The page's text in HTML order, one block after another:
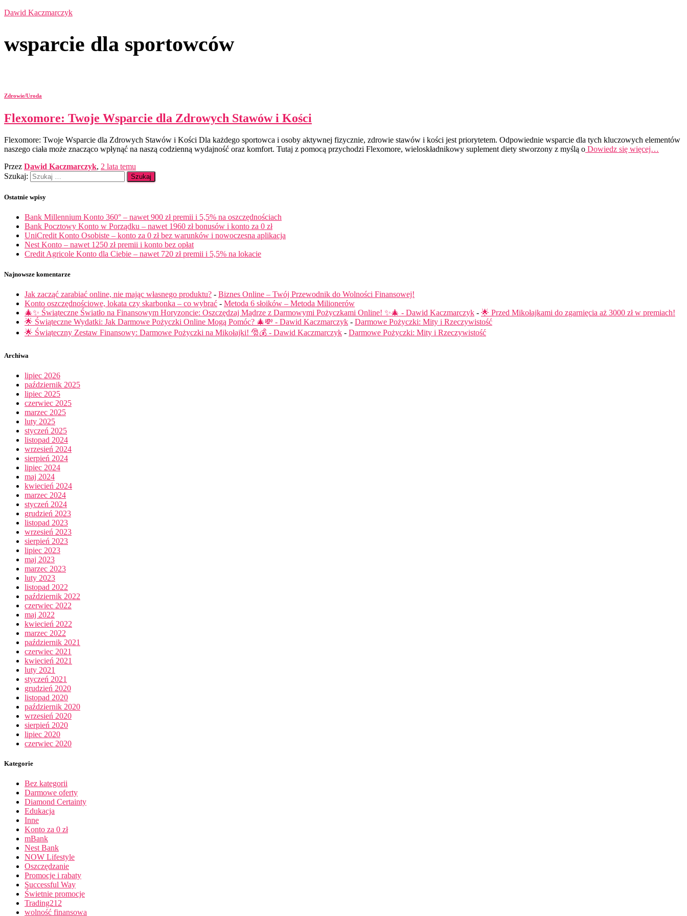
Dawid Kaczmarczyk
wsparcie dla sportowców
Zdrowie/Uroda
Flexomore: Twoje Wsparcie dla Zdrowych Stawów i Kości
Flexomore: Twoje Wsparcie dla Zdrowych Stawów i Kości Dla każdego sportowca i osoby aktywnej fizycznie, zdrowie stawów i kości jest priorytetem. Odpowiednie wsparcie dla tych kluczowych elementów
naszego ciała może znacząco wpłynąć na naszą codzienną wydajność oraz komfort. Tutaj z pomocą przychodzi Flexomore, wieloskładnikowy suplement diety stworzony z myślą o Dowiedz się więcej…
Przez Dawid Kaczmarczyk, 2 lata temu
Szukaj:
Ostatnie wpisy
Bank Millennium Konto 360° – nawet 900 zł premii i 5,5% na oszczędnościach
Bank Pocztowy Konto w Porządku – nawet 1960 zł bonusów i konto za 0 zł
UniCredit Konto Osobiste – konto za 0 zł bez warunków i nowoczesna aplikacja
Nest Konto – nawet 1250 zł premii i konto bez opłat
Credit Agricole Konto dla Ciebie – nawet 720 zł premii i 5,5% na lokacie
Najnowsze komentarze
Jak zacząć zarabiać online, nie mając własnego produktu? - Biznes Online – Twój Przewodnik do Wolności Finansowej!
Konto oszczędnościowe, lokata czy skarbonka – co wybrać - Metoda 6 słoików – Metoda Milionerów
🎄✨ Świąteczne Światło na Finansowym Horyzoncie: Oszczędzaj Mądrze z Darmowymi Pożyczkami Online! ✨🎄 - Dawid Kaczmarczyk - 🌟 Przed Mikołajkami do zgarnięcia aż 3000 zł w premiach!
🌟 Świąteczne Wydatki: Jak Darmowe Pożyczki Online Mogą Pomóc? 🎄💸 - Dawid Kaczmarczyk - Darmowe Pożyczki: Mity i Rzeczywistość
🌟 Świąteczny Zestaw Finansowy: Darmowe Pożyczki na Mikołajki! 🎅💰 - Dawid Kaczmarczyk - Darmowe Pożyczki: Mity i Rzeczywistość
Archiwa
lipiec 2026
październik 2025
lipiec 2025
czerwiec 2025
marzec 2025
luty 2025
styczeń 2025
listopad 2024
wrzesień 2024
sierpień 2024
lipiec 2024
maj 2024
kwiecień 2024
marzec 2024
styczeń 2024
grudzień 2023
listopad 2023
wrzesień 2023
sierpień 2023
lipiec 2023
maj 2023
marzec 2023
luty 2023
listopad 2022
październik 2022
czerwiec 2022
maj 2022
kwiecień 2022
marzec 2022
październik 2021
czerwiec 2021
kwiecień 2021
luty 2021
styczeń 2021
grudzień 2020
listopad 2020
październik 2020
wrzesień 2020
sierpień 2020
lipiec 2020
czerwiec 2020
Kategorie
Bez kategorii
Darmowe oferty
Diamond Certainty
Edukacja
Inne
Konto za 0 zł
mBank
Nest Bank
NOW Lifestyle
Oszczędzanie
Promocje i rabaty
Successful Way
Świetnie promocje
Trading212
wolność finansowa